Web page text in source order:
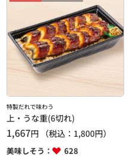
特製だれで味わう
上・うな重(6切れ)
1,667円 （税込： 1,800円）
美味しそう： 628